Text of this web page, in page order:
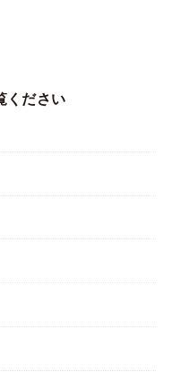
ください